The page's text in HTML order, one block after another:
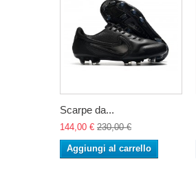
Scarpe da...
144,00 € 230,00 €
Aggiungi al carrello